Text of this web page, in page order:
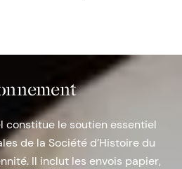
constitue le soutien essentiel
de la Société d’Histoire du
Il inclut les envois papier,